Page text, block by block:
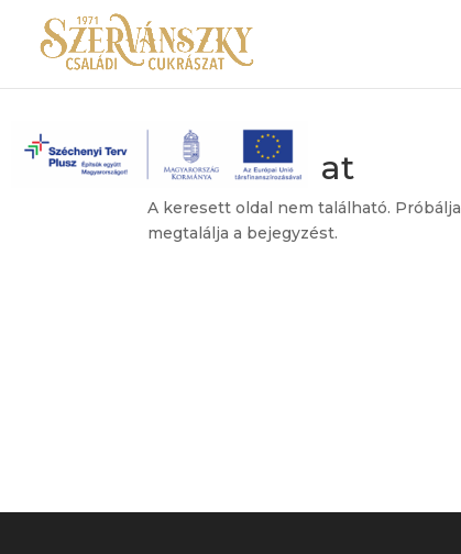
Nincs találat
A keresett oldal nem található.
megtalálja a bejegyzést.